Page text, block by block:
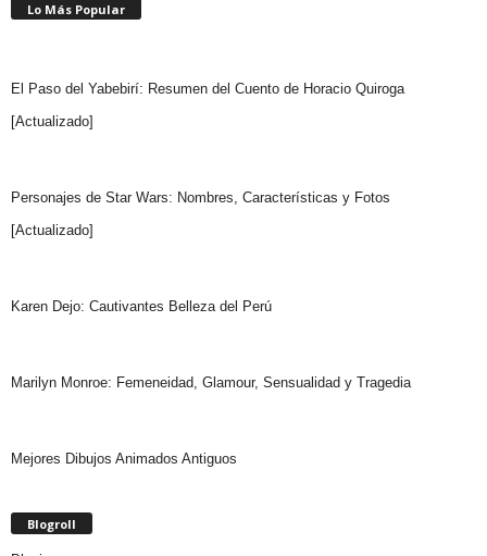
Lo Más Popular
El Paso del Yabebirí: Resumen del Cuento de Horacio Quiroga
[Actualizado]
Personajes de Star Wars: Nombres, Características y Fotos
[Actualizado]
Karen Dejo: Cautivantes Belleza del Perú
Marilyn Monroe: Femeneidad, Glamour, Sensualidad y Tragedia
Mejores Dibujos Animados Antiguos
Blogroll